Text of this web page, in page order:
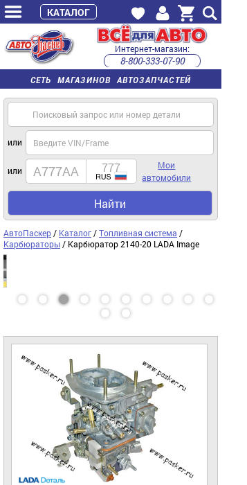
СЕТЬ МАГАЗИНОВ АВТОЗАПЧАСТЕЙ
Интернет-магазин:
8-800-333-07-90
часы работы с 9:00 до 22:00 (пн-пт)
или
или
Мои
автомобили
Найти
АвтоПаскер / Каталог /Топливная система /
Карбюраторы / Карбюратор 2140-20 LADA Image
КАТАЛОГ